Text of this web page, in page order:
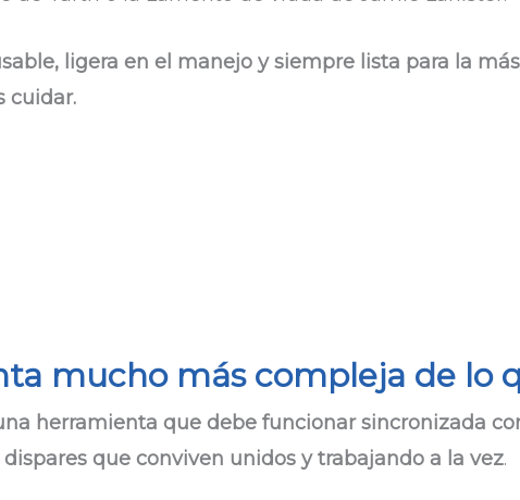
ligera en el manejo y siempre lista para la
cuidar.
mucho más compleja de lo
herramienta que debe funcionar sincronizada
que conviven unidos y trabajando a la vez.